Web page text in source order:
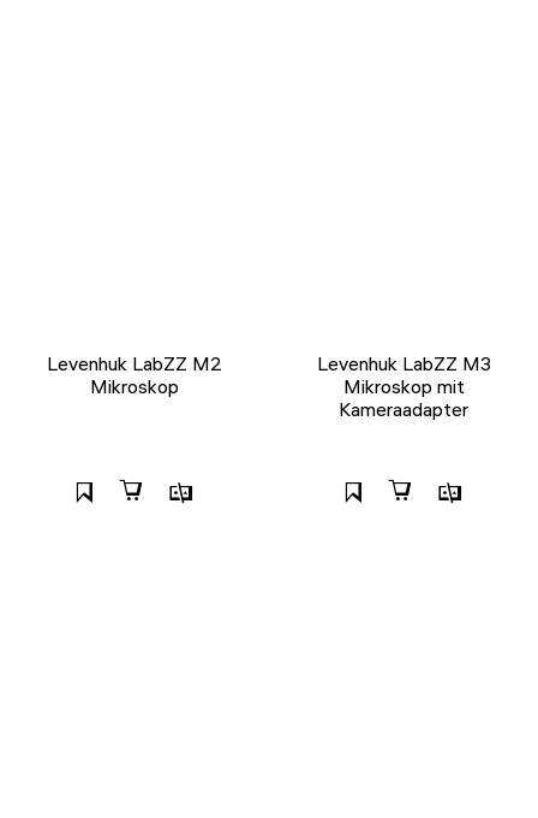
Levenhuk LabZZ M2
Mikroskop
Levenhuk LabZZ M3
Mikroskop mit
Kameraadapter